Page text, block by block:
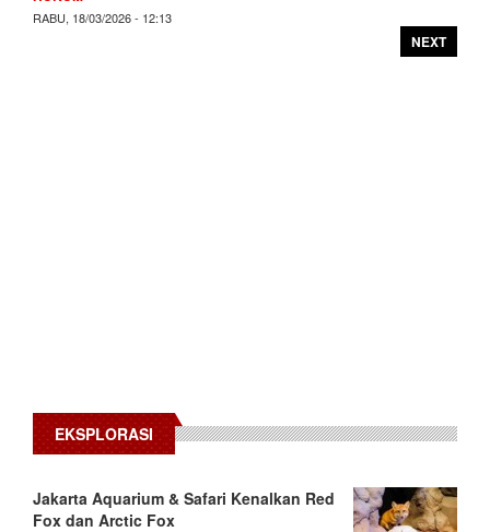
RABU, 18/03/2026 - 12:13
NEXT
EKSPLORASI
Jakarta Aquarium & Safari Kenalkan Red
Fox dan Arctic Fox